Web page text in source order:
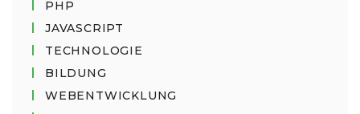
PHP
JAVASCRIPT
TECHNOLOGIE
BILDUNG
WEBENTWICKLUNG